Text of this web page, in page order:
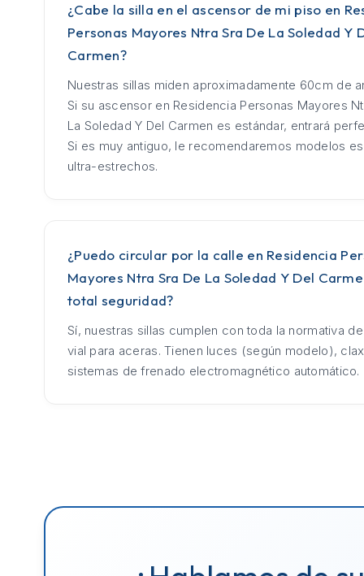
¿Cabe la silla en el ascensor de mi piso en
Personas Mayores Ntra Sra De La Soledad Y
Carmen?
Nuestras sillas miden aproximadamente 60cm de
Si su ascensor en Residencia Personas Mayores
La Soledad Y Del Carmen es estándar, entrará
Si es muy antiguo, le recomendaremos modelos
ultra-estrechos.
¿Puedo circular por la calle en Residencia
Mayores Ntra Sra De La Soledad Y Del
total seguridad?
Sí, nuestras sillas cumplen con toda la normativa
vial para aceras. Tienen luces (según modelo),
sistemas de frenado electromagnético automático.